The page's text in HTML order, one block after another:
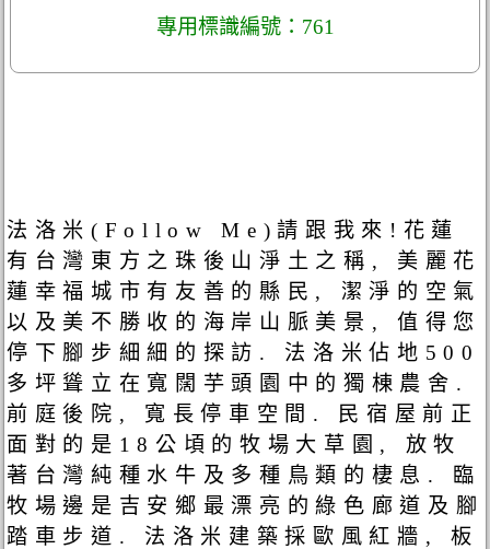
專用標識編號：761
法洛米(Follow Me)請跟我來!花蓮
有台灣東方之珠後山淨土之稱, 美麗花
蓮幸福城市有友善的縣民, 潔淨的空氣
以及美不勝收的海岸山脈美景, 值得您
停下腳步細細的探訪. 法洛米佔地500
多坪聳立在寬闊芋頭園中的獨棟農舍.
前庭後院, 寬長停車空間. 民宿屋前正
面對的是18公頃的牧場大草園, 放牧
著台灣純種水牛及多種鳥類的棲息. 臨
牧場邊是吉安鄉最漂亮的綠色廊道及腳
踏車步道. 法洛米建築採歐風紅牆, 板